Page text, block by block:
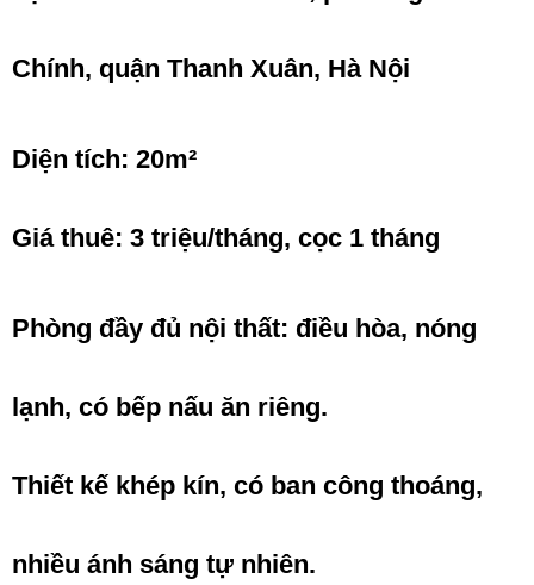
Chính, quận Thanh Xuân, Hà Nội
Diện tích: 20m²
Giá thuê: 3 triệu/tháng, cọc 1 tháng
Phòng đầy đủ nội thất: điều hòa, nóng
lạnh, có bếp nấu ăn riêng.
Thiết kế khép kín, có ban công thoáng,
nhiều ánh sáng tự nhiên.